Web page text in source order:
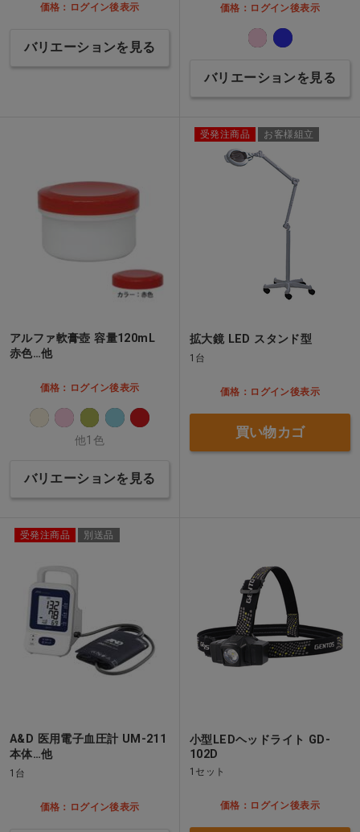
価格：ログイン後表示
バリエーションを見る
価格：ログイン後表示
バリエーションを見る
アルファ軟膏壺 容量120mL
赤色…他
価格：ログイン後表示
他1色
バリエーションを見る
受発注商品 お客様組立
拡大鏡 LED スタンド型
1台
価格：ログイン後表示
買い物カゴ
受発注商品 別送品
A&D 医用電子血圧計 UM-211
本体…他
1台
価格：ログイン後表示
小型LEDヘッドライト GD-
102D
1セット
価格：ログイン後表示